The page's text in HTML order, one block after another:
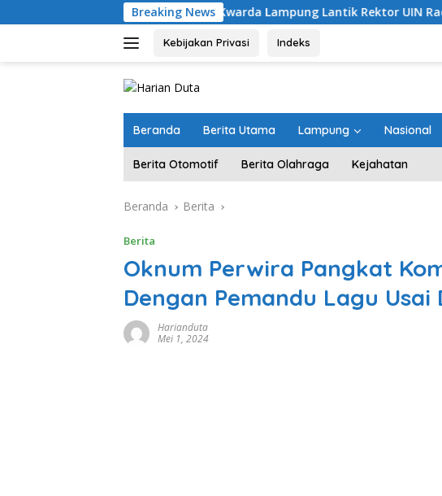
ke
Breaking News
Ketua Kwarda Lampung Lantik Rektor UIN Raden Intan
Kebijakan Privasi Indeks
Beranda Berita Utama Lampung Nasional
Berita Otomotif Berita Olahraga Kejahatan
Beranda Berita
Berita
Oknum Perwira Pangkat
Dengan Pemandu Lagu
Harianduta
Mei 1, 2024